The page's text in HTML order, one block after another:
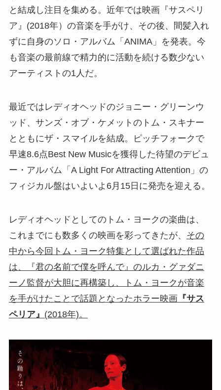
と結成し注目を集める。近年では映画『サスペリ
ア』(2018年）の音楽を手がけ、その後、間髪入れ
ずに自身のソロ・アルバム「ANIMA」を発表。今
も音楽の最前線で精力的に活動を続ける数少ない
アーティストの1人だ。
最近ではレディオヘッドのジョニー・グリーンウ
ッド、サンズ・オブ・ケメットのトム・スキナー
とともにザ・スマイルを結成。ピッチフォークで
早速8.6点Best New Musicを獲得した待望のデビュ
ー・アルバム「A Light For Attracting Attention」の
フィジカル盤はいよいよ6月15日に発売を迎える。
レディオヘッドとしてのトム・ヨークの楽曲は、
これまでにも数多くの映画を彩ってきたが、 その
中から今回トム・ヨーク特集として選ばれた作品
は、『君の名前で僕を呼んで』のルカ・グァダニ
ーノ監督が大胆に再構築し、トム・ヨークが音楽
を手がけたことで話題となったホラー映画『サス
ペリア』 (2018年)。